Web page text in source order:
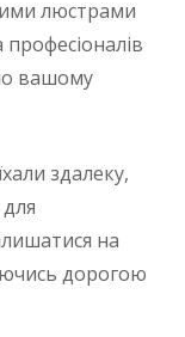
люстрами
вашому
здалеку,
на
дорогою